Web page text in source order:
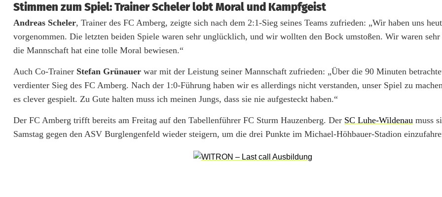
i
e
g
r
e
c
Stimmen zum Spiel: Trainer Scheler lobt Moral und Kampfgeist
Andreas Scheler, Trainer des FC Amberg, zeigte sich nach dem 2:1-Sieg seines Teams zufrieden: „Wir haben uns
vorgenommen. Die letzten beiden Spiele waren sehr unglücklich, und wir wollten den Bock umstoßen. Wir waren
die Mannschaft hat eine tolle Moral bewiesen.“
Auch Co-Trainer Stefan Grünauer war mit der Leistung seiner Mannschaft zufrieden: „Über die 90 Minuten
verdienter Sieg des FC Amberg. Nach der 1:0-Führung haben wir es allerdings nicht verstanden, unser Spiel zu
es clever gespielt. Zu Gute halten muss ich meinen Jungs, dass sie nie aufgesteckt haben.“
Der FC Amberg trifft bereits am Freitag auf den Tabellenführer FC Sturm Hauzenberg. Der SC Luhe-Wildenau muss
Samstag gegen den ASV Burglengenfeld wieder steigern, um die drei Punkte im Michael-Höhbauer-Stadion